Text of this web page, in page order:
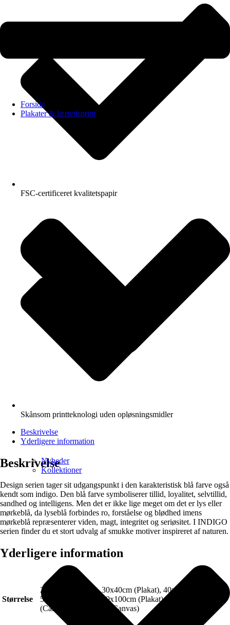
Forside
Plakater & lærredsprint
Nyheder
Kollektioner
FSC-certificeret kvalitetspapir
Skånsom printteknologi uden opløsningsmidler
Beskrivelse
Yderligere information
Beskrivelse
Design serien tager sit udgangspunkt i den karakteristisk blå farve også
kendt som indigo. Den blå farve symboliserer tillid, loyalitet, selvtillid,
sandhed og intelligens. Men det er ikke lige meget om det er lys eller
mørkeblå, da lyseblå forbindes ro, forståelse og blødhed imens
mørkeblå repræsenterer viden, magt, integritet og seriøsitet. I INDIGO
serien finder du et stort udvalg af smukke motiver inspireret af naturen.
Yderligere information
Størrelse
21x30cm (Plakat), 30x40cm (Plakat), 40x50cm (Plakat),
50x70cm (Plakat), 70x100cm (Plakat), 50x70cm
(Canvas), 70x100cm (Canvas)